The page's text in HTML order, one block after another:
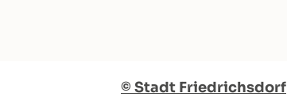
© Stadt Friedrichsdorf